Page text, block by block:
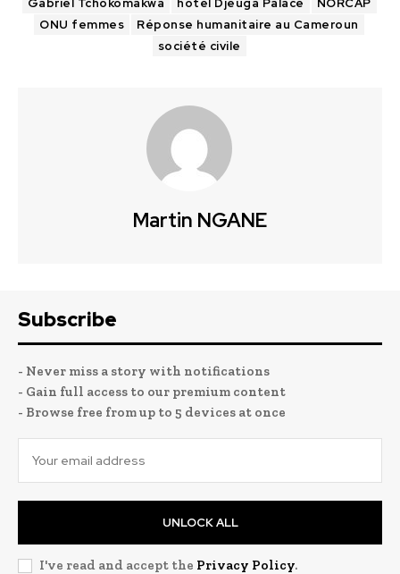
ONU femmes
Réponse humanitaire au Cameroun
société civile
Martin NGANE
Subscribe
- Never miss a story with notifications
- Gain full access to our premium content
- Browse free from up to 5 devices at once
UNLOCK ALL
I've read and accept the Privacy Policy.